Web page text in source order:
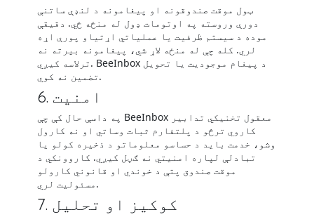
ټول موقت صندوقونه او پیغامونه د لنډې ساتنې
دورې وروسته په اوتومات ډول له منځه ځي. دقیقې
موده د سیستم ظرفیت یا عملیاتي اړتیاو پورې اړه
لري. کله چې له منځه لاړ شي، پیغامونه بیرته نه
ترلاسه کیږي. BeeInbox د پیغام موجودیت یا تحویل
تضمین نه کوي.
6. امنیت
په داسې حال کې چې BeeInbox معقول تخنیکي تدابیر
کاروي ترڅو د پلتفارم ثبات وساتي او نه کارول
وشو، خدمت باید د حساسو معلوماتو د ذخیره کولو یا
تبادلې لپاره امنیتي نه ګڼل کیږي. کاروونکي د
موقت صندوق پتې د خوندي او قانوني کارولو
مسئولیت لري.
7. کوکیز او تحلیل